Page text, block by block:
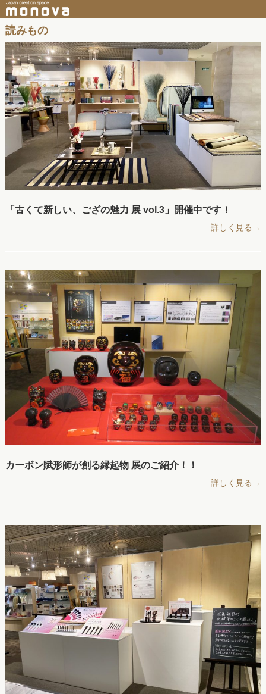
読みもの
「古くて新しい、ござの魅力 展 vol.3」開催中です！
詳しく見る→
カーボン賦形師が創る縁起物 展のご紹介！！
詳しく見る→